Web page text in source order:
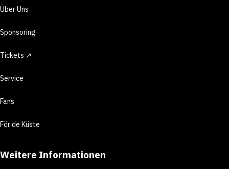
Über Uns
Sponsoring
Tickets ↗
Service
Fans
För de Küste
Weitere Informationen